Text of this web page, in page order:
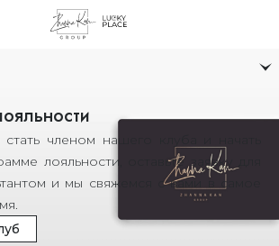
членом нашего клуба и начать
лояльности, оставьте заявку для
и мы свяжемся с вами в самое